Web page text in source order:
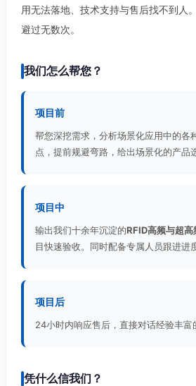
用无法落地、技术支持与售后找不到人
避过无数次。
我们怎么帮您？
项目前
帮您深挖需求，分析场景化应用中的各
点，提前规避弯路，给出场景化的产品
项目中
输出我们十余年沉淀的RFID高频与超高
目快速验收。同时配备专属人员跟进进
项目后
24小时内响应售后，直接对话经验丰富
凭什么信我们？